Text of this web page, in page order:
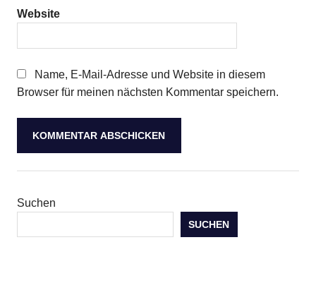
Website
Name, E-Mail-Adresse und Website in diesem
Browser für meinen nächsten Kommentar speichern.
Suchen
SUCHEN